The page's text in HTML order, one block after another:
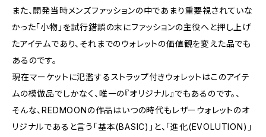
また、開発当時メンズファッションの中であまり重要視されていな
かった「小物」を試行錯誤の末にファッションの主役へと押し上げ
たアイテムであり、それまでのウォレットの価値観を変えた品でも
あるのです。
現在マーケットに氾濫するストラップ付きウォレットはこのアイテ
ムの模倣品でしかなく、唯一の『オリジナル』でもあるのです。、
そんな、REDMOONの作品はいつの時代もレザーウォレットのオ
リジナルであると言う「基本(BASIC)」と、「進化(EVOLUTION)」